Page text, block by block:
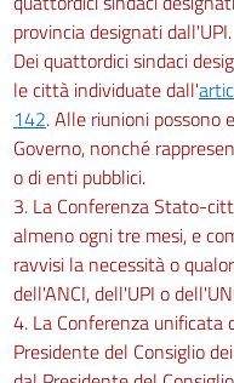
provincia designati dall'UPI.
Dei quattordici sindaci
le città individuate dall'
142. Alle riunioni possono
Governo, nonché
o di enti pubblici.
3. La Conferenza Stato-
almeno ogni tre mesi, e
ravvisi la necessità o
dell'ANCI, dell'UPI o
4. La Conferenza unificata
Presidente del Consiglio